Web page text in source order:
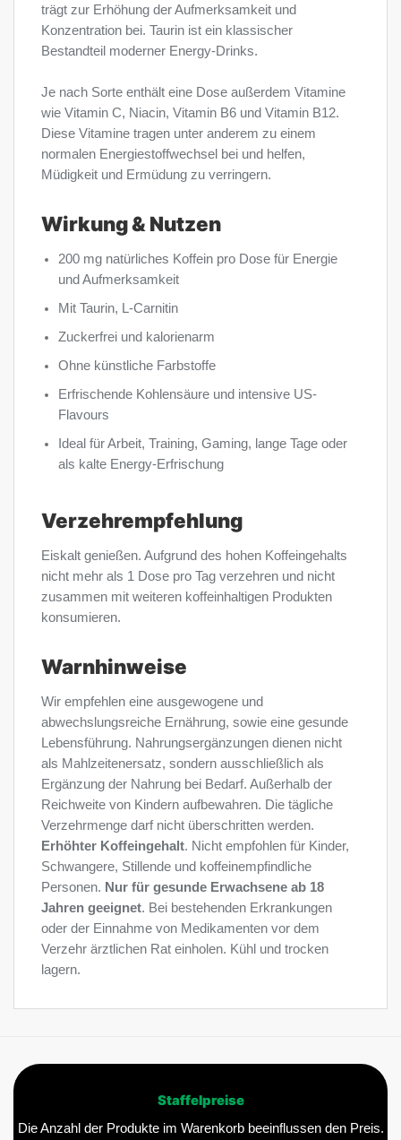
trägt zur Erhöhung der Aufmerksamkeit und
Konzentration bei. Taurin ist ein klassischer
Bestandteil moderner Energy-Drinks.
Je nach Sorte enthält eine Dose außerdem Vitamine
wie Vitamin C, Niacin, Vitamin B6 und Vitamin B12.
Diese Vitamine tragen unter anderem zu einem
normalen Energiestoffwechsel bei und helfen,
Müdigkeit und Ermüdung zu verringern.
Wirkung & Nutzen
200 mg natürliches Koffein pro Dose für Energie
und Aufmerksamkeit
Mit Taurin, L-Carnitin
Zuckerfrei und kalorienarm
Ohne künstliche Farbstoffe
Erfrischende Kohlensäure und intensive US-
Flavours
Ideal für Arbeit, Training, Gaming, lange Tage oder
als kalte Energy-Erfrischung
Verzehrempfehlung
Eiskalt genießen. Aufgrund des hohen Koffeingehalts
nicht mehr als 1 Dose pro Tag verzehren und nicht
zusammen mit weiteren koffeinhaltigen Produkten
konsumieren.
Warnhinweise
Wir empfehlen eine ausgewogene und
abwechslungsreiche Ernährung, sowie eine gesunde
Lebensführung. Nahrungsergänzungen dienen nicht
als Mahlzeitenersatz, sondern ausschließlich als
Ergänzung der Nahrung bei Bedarf. Außerhalb der
Reichweite von Kindern aufbewahren. Die tägliche
Verzehrmenge darf nicht überschritten werden.
Erhöhter Koffeingehalt. Nicht empfohlen für Kinder,
Schwangere, Stillende und koffeinempfindliche
Personen. Nur für gesunde Erwachsene ab 18
Jahren geeignet. Bei bestehenden Erkrankungen
oder der Einnahme von Medikamenten vor dem
Verzehr ärztlichen Rat einholen. Kühl und trocken
lagern.
Staffelpreise
Die Anzahl der Produkte im Warenkorb beeinflussen den Preis.